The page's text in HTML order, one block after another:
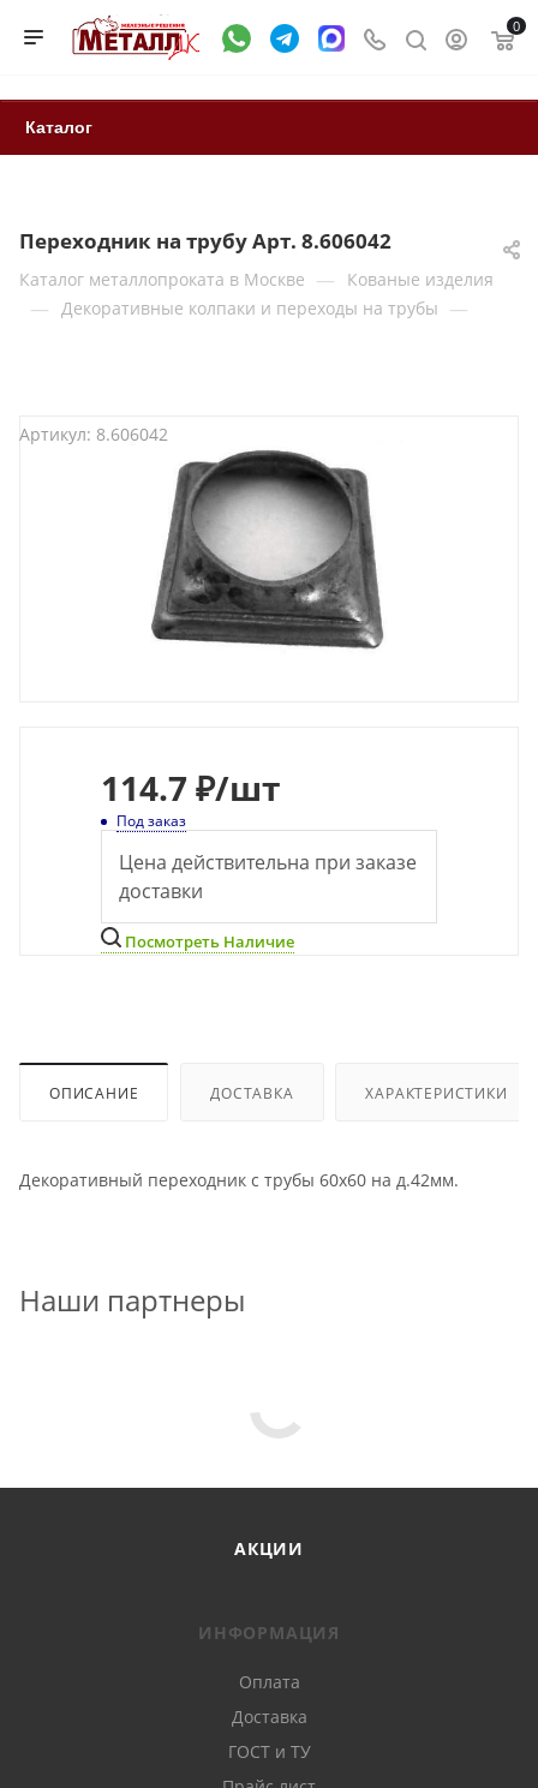
0
Каталог
Переходник на трубу Арт. 8.606042
Каталог металлопроката в Москве — Кованые изделия
— Декоративные колпаки и переходы на трубы —
Артикул: 8.606042
114.7 ₽/шт
Под заказ
Цена действительна при заказе
доставки
Посмотреть Наличие
ОПИСАНИЕ ДОСТАВКА ХАРАКТЕРИСТИКИ
Декоративный переходник с трубы 60х60 на д.42мм.
Наши партнеры
АКЦИИ
ИНФОРМАЦИЯ
Оплата
Доставка
ГОСТ и ТУ